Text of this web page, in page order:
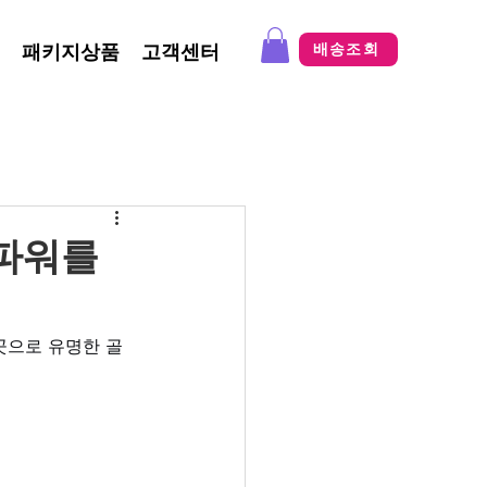
패키지상품 고객센터 배송조회
워를
으로 유명한 골